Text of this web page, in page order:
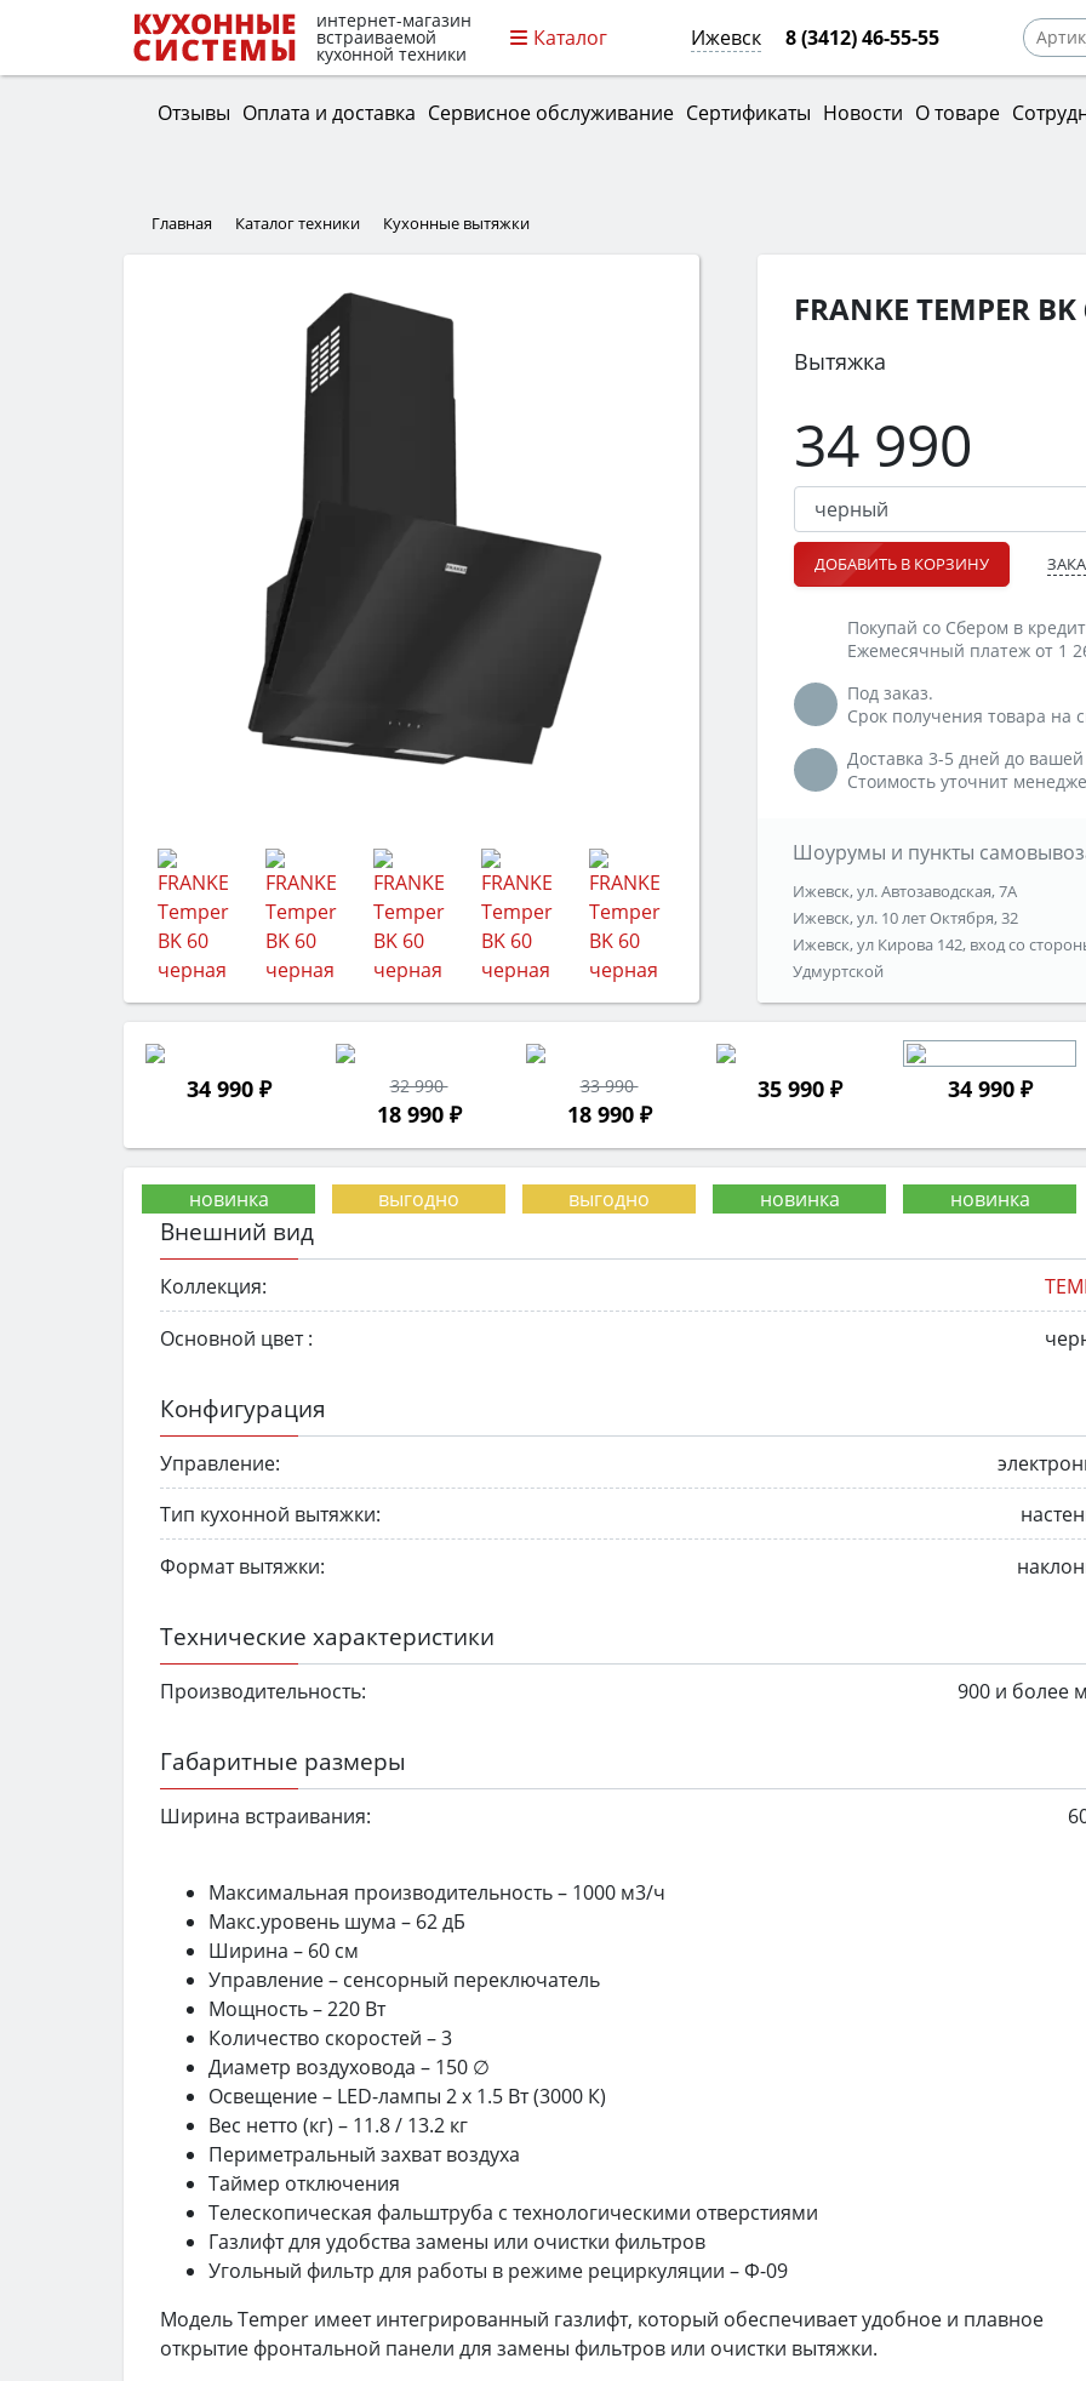
интернет-магазин
встраиваемой
кухонной техники
Каталог Ижевск 8 (3412) 46-55-55
Отзывы Оплата и доставка Сервисное обслуживание Сертификаты Новости О товаре
Главная Каталог техники Кухонные вытяжки
34 990 ₽ 32 990
18 990 ₽
33 990
18 990 ₽
35 990 ₽ 34 990 ₽
FRANKE TEMPER
Вытяжка
34 990
ДОБАВИТЬ В КОРЗИНУ
Покупай со Сбером в
Ежемесячный платеж от 1
Под заказ.
Срок получения товара на
Доставка 3-5 дней до
Стоимость уточнит
Шоурумы и пункты
Ижевск, ул. Автозаводская, 7А
Ижевск, ул. 10 лет Октября, 32
Ижевск, ул Кирова 142, вход со
Удмуртской
Внешний вид
Коллекция:
Основной цвет :
Конфигурация
Управление:
Тип кухонной вытяжки:
Формат вытяжки:
Технические характеристики
Производительность: 900 и более
Габаритные размеры
Ширина встраивания:
Максимальная производительность – 1000 м3/ч
Макс.уровень шума – 62 дБ
Ширина – 60 см
Управление – сенсорный переключатель
Мощность – 220 Вт
Количество скоростей – 3
Диаметр воздуховода – 150 ∅
Освещение – LED-лампы 2 х 1.5 Вт (3000 К)
Вес нетто (кг) – 11.8 / 13.2 кг
Периметральный захват воздуха
Таймер отключения
Телескопическая фальштруба с технологическими отверстиями
Газлифт для удобства замены или очистки фильтров
Угольный фильтр для работы в режиме рециркуляции – Ф-09
Модель Temper имеет интегрированный газлифт, который обеспечивает удобное и плавное
открытие фронтальной панели для замены фильтров или очистки вытяжки.